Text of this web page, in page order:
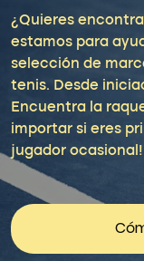
Blog
¿Quieres
estamos para
selección de
tenis. Desde
Encuentra la
importar si eres
jugador ocasional!